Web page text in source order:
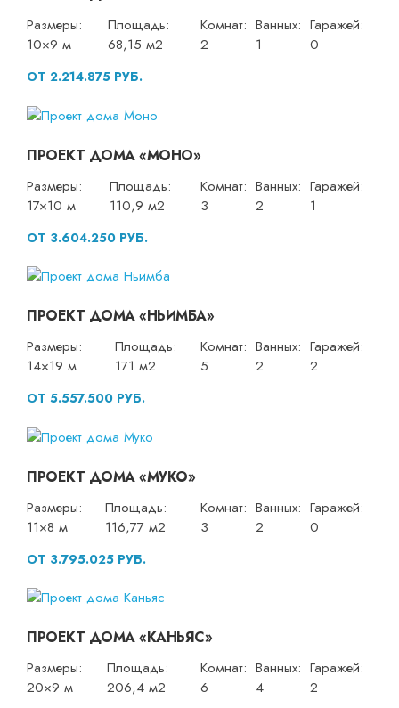
Размеры:
10×9 м
Площадь:
68,15 м2
Комнат:
2
Ванных:
1
Гаражей:
0
ОТ 2.214.875 РУБ.
ПРОЕКТ ДОМА «МОНО»
Размеры:
17×10 м
Площадь:
110,9 м2
Комнат:
3
Ванных:
2
Гаражей:
1
ОТ 3.604.250 РУБ.
ПРОЕКТ ДОМА «НЬИМБА»
Размеры:
14×19 м
Площадь:
171 м2
Комнат:
5
Ванных:
2
Гаражей:
2
ОТ 5.557.500 РУБ.
ПРОЕКТ ДОМА «МУКО»
Размеры:
11×8 м
Площадь:
116,77 м2
Комнат:
3
Ванных:
2
Гаражей:
0
ОТ 3.795.025 РУБ.
ПРОЕКТ ДОМА «КАНЬЯС»
Размеры:
20×9 м
Площадь:
206,4 м2
Комнат:
6
Ванных:
4
Гаражей:
2